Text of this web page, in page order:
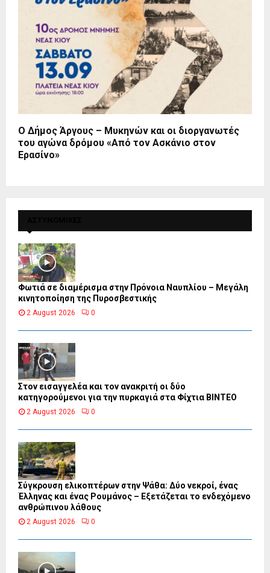
Ο Δήμος Άργους – Μυκηνών και οι διοργανωτές
του αγώνα δρόμου «Από τον Ασκάνιο στον
Ερασίνο»
Φωτιά σε διαμέρισμα στην Πρόνοια Ναυπλίου – Μεγάλη
κινητοποίηση της Πυροσβεστικής
2 August 2026 0
Στον εισαγγελέα και τον ανακριτή οι δύο
κατηγορούμενοι για την πυρκαγιά στα Φίχτια ΒΙΝΤΕΟ
2 August 2026 0
Σύγκρουση ελικοπτέρων στην Ψάθα: Δύο νεκροί, ένας
Έλληνας και ένας Ρουμάνος – Εξετάζεται το ενδεχόμενο
ανθρώπινου λάθους
2 August 2026 0